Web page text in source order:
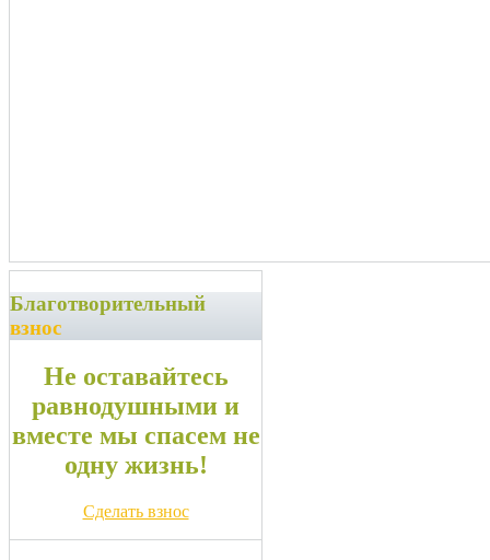
Благотворительный
взнос
Не оставайтесь
равнодушными и
вместе мы спасем не
одну жизнь!
Сделать взнос